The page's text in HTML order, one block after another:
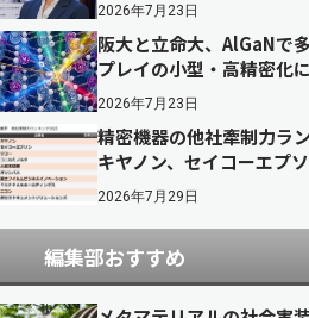
2026年7月23日
阪大と立命大、AlGaNで
プレイの小型・高精密化
2026年7月23日
精密機器の他社牽制力ラ
キヤノン、セイコーエプ
2026年7月29日
編集部おすすめ